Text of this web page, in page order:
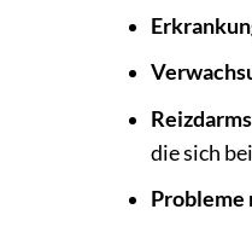
die sich
Probleme